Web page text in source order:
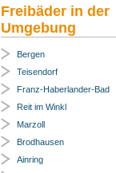
Freibäder in der
Umgebung
Bergen
Teisendorf
Franz-Haberlander-Bad
Reit im Winkl
Marzoll
Brodhausen
Ainring